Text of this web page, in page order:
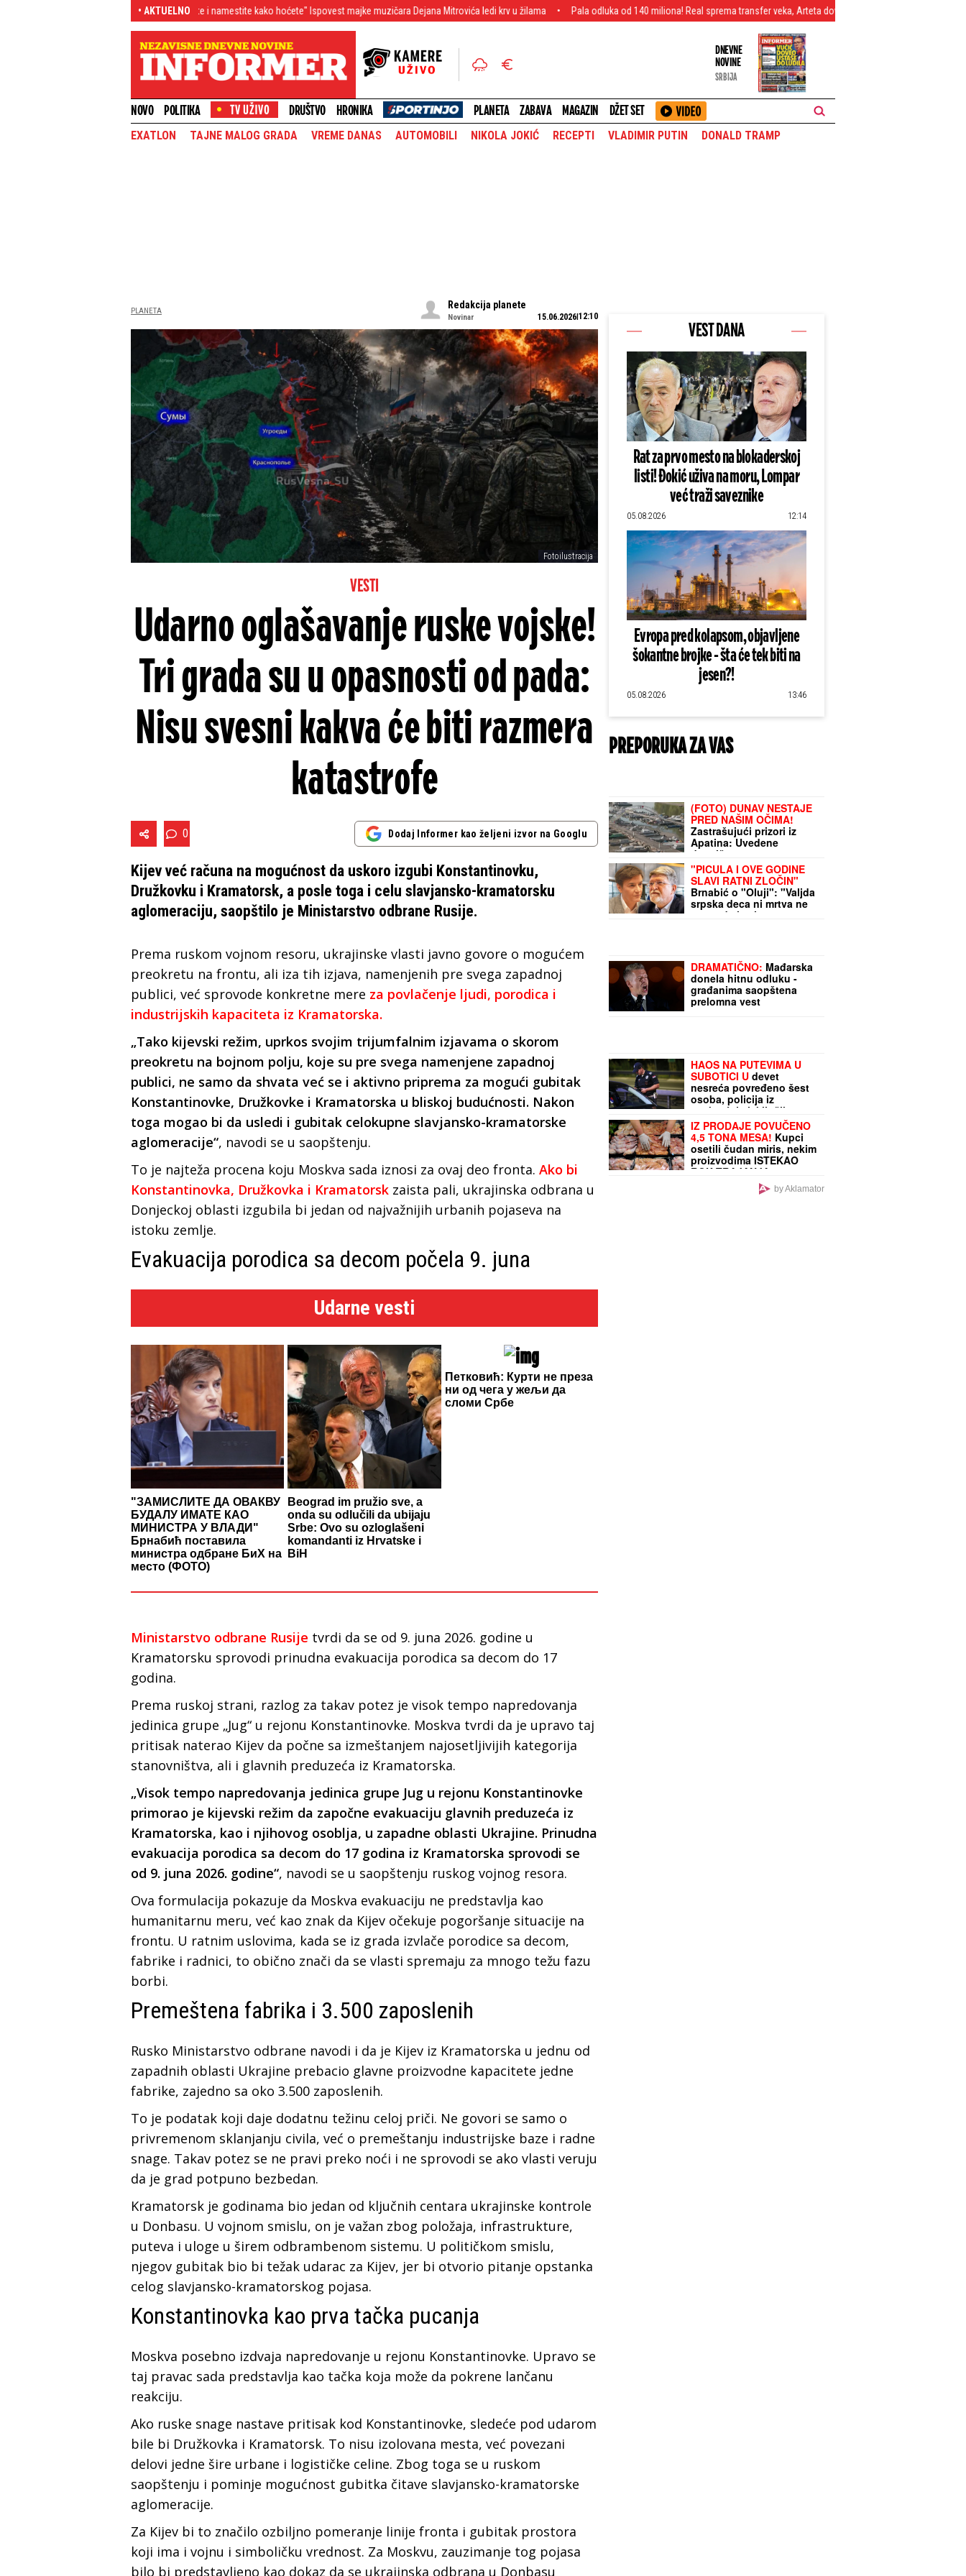
• AKTUELNO
napola, telo ste mogli da savijete i namestite kako hoćete" Ispovest majke muzičara Dejana Mitrovića ledi krv u žilama Pala odluka od 140 miliona! Real sprema transfer veka, Arteta doveo pojačanje snova, Ovusu napustio
DNEVNE
NOVINE
SRBIJA
NOVO POLITIKA DRUŠTVO HRONIKA PLANETA ZABAVA MAGAZIN DŽET SET
EXATLON TAJNE MALOG GRADA VREME DANAS AUTOMOBILI NIKOLA JOKIĆ RECEPTI VLADIMIR PUTIN DONALD TRAMP
PLANETA
Redakcija planete
Novinar 15.06.2026 12:10
Fotoilustracija
VESTI
Udarno oglašavanje ruske vojske!
Tri grada su u opasnosti od pada:
Nisu svesni kakva će biti razmera
katastrofe
0 Dodaj Informer kao željeni izvor na Googlu
Kijev već računa na mogućnost da uskoro izgubi Konstantinovku,
Družkovku i Kramatorsk, a posle toga i celu slavjansko-kramatorsku
aglomeraciju, saopštilo je Ministarstvo odbrane Rusije.
Prema ruskom vojnom resoru, ukrajinske vlasti javno govore o mogućem
preokretu na frontu, ali iza tih izjava, namenjenih pre svega zapadnoj
publici, već sprovode konkretne mere za povlačenje ljudi, porodica i
industrijskih kapaciteta iz Kramatorska.
„Tako kijevski režim, uprkos svojim trijumfalnim izjavama o skorom
preokretu na bojnom polju, koje su pre svega namenjene zapadnoj
publici, ne samo da shvata već se i aktivno priprema za mogući gubitak
Konstantinovke, Družkovke i Kramatorska u bliskoj budućnosti. Nakon
toga mogao bi da usledi i gubitak celokupne slavjansko-kramatorske
aglomeracije“, navodi se u saopštenju.
To je najteža procena koju Moskva sada iznosi za ovaj deo fronta. Ako bi
Konstantinovka, Družkovka i Kramatorsk zaista pali, ukrajinska odbrana u
Donjeckoj oblasti izgubila bi jedan od najvažnijih urbanih pojaseva na
istoku zemlje.
Evakuacija porodica sa decom počela 9. juna
Udarne vesti
"ЗАМИСЛИТЕ ДА ОВАКВУ
БУДАЛУ ИМАТЕ КАО
МИНИСТРА У ВЛАДИ"
Брнабић поставила
министра одбране БиХ на
место (ФОТО)
Beograd im pružio sve, a
onda su odlučili da ubijaju
Srbe: Ovo su ozloglašeni
komandanti iz Hrvatske i
BiH
Петковић: Курти не преза
ни од чега у жељи да
сломи Србе
Ministarstvo odbrane Rusije tvrdi da se od 9. juna 2026. godine u
Kramatorsku sprovodi prinudna evakuacija porodica sa decom do 17
godina.
Prema ruskoj strani, razlog za takav potez je visok tempo napredovanja
jedinica grupe „Jug“ u rejonu Konstantinovke. Moskva tvrdi da je upravo taj
pritisak naterao Kijev da počne sa izmeštanjem najosetljivijih kategorija
stanovništva, ali i glavnih preduzeća iz Kramatorska.
„Visok tempo napredovanja jedinica grupe Jug u rejonu Konstantinovke
primorao je kijevski režim da započne evakuaciju glavnih preduzeća iz
Kramatorska, kao i njihovog osoblja, u zapadne oblasti Ukrajine. Prinudna
evakuacija porodica sa decom do 17 godina iz Kramatorska sprovodi se
od 9. juna 2026. godine“, navodi se u saopštenju ruskog vojnog resora.
Ova formulacija pokazuje da Moskva evakuaciju ne predstavlja kao
humanitarnu meru, već kao znak da Kijev očekuje pogoršanje situacije na
frontu. U ratnim uslovima, kada se iz grada izvlače porodice sa decom,
fabrike i radnici, to obično znači da se vlasti spremaju za mnogo težu fazu
borbi.
Premeštena fabrika i 3.500 zaposlenih
Rusko Ministarstvo odbrane navodi i da je Kijev iz Kramatorska u jednu od
zapadnih oblasti Ukrajine prebacio glavne proizvodne kapacitete jedne
fabrike, zajedno sa oko 3.500 zaposlenih.
To je podatak koji daje dodatnu težinu celoj priči. Ne govori se samo o
privremenom sklanjanju civila, već o premeštanju industrijske baze i radne
snage. Takav potez se ne pravi preko noći i ne sprovodi se ako vlasti veruju
da je grad potpuno bezbedan.
Kramatorsk je godinama bio jedan od ključnih centara ukrajinske kontrole
u Donbasu. U vojnom smislu, on je važan zbog položaja, infrastrukture,
puteva i uloge u širem odbrambenom sistemu. U političkom smislu,
njegov gubitak bio bi težak udarac za Kijev, jer bi otvorio pitanje opstanka
celog slavjansko-kramatorskog pojasa.
Konstantinovka kao prva tačka pucanja
Moskva posebno izdvaja napredovanje u rejonu Konstantinovke. Upravo se
taj pravac sada predstavlja kao tačka koja može da pokrene lančanu
reakciju.
Ako ruske snage nastave pritisak kod Konstantinovke, sledeće pod udarom
bile bi Družkovka i Kramatorsk. To nisu izolovana mesta, već povezani
delovi jedne šire urbane i logističke celine. Zbog toga se u ruskom
saopštenju i pominje mogućnost gubitka čitave slavjansko-kramatorske
aglomeracije.
Za Kijev bi to značilo ozbiljno pomeranje linije fronta i gubitak prostora
koji ima i vojnu i simboličku vrednost. Za Moskvu, zauzimanje tog pojasa
bilo bi predstavljeno kao dokaz da se ukrajinska odbrana u Donbasu
VEST DANA
Rat za prvo mesto na blokaderskoj
listi! Đokić uživa na moru, Lompar
već traži saveznike
05.08.2026 12:14
Evropa pred kolapsom, objavljene
šokantne brojke - šta će tek biti na
jesen?!
05.08.2026 13:46
PREPORUKA ZA VAS
(FOTO) DUNAV NESTAJE
PRED NAŠIM OČIMA!
Zastrašujući prizori iz
Apatina: Uvedene
drastične mere
"PICULA I OVE GODINE
SLAVI RATNI ZLOČIN"
Brnabić o "Oluji": "Valjda
srpska deca ni mrtva ne
mogu da imaju status
DRAMATIČNO: Mađarska
donela hitnu odluku -
građanima saopštena
prelomna vest
HAOS NA PUTEVIMA U
SUBOTICI U devet
nesreća povređeno šest
osoba, policija iz
saobraćaja isključila 44
vozača
IZ PRODAJE POVUČENO
4,5 TONA MESA! Kupci
osetili čudan miris, nekim
proizvodima ISTEKAO
ROK TRAJANJA:
Inspekcija u 375
objekata, pljušte zabrane
by Aklamator